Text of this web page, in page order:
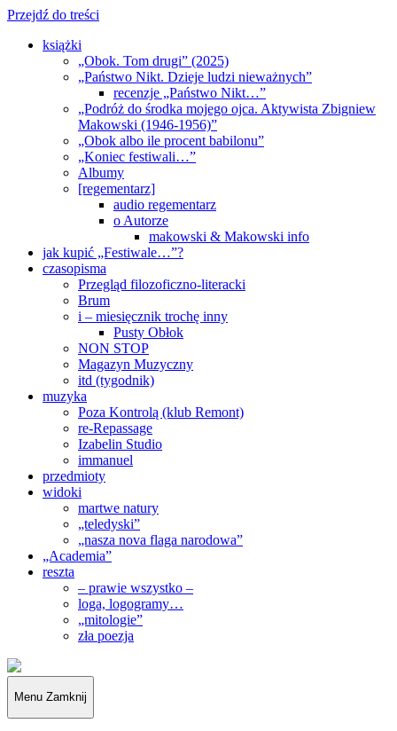
Przejdź do treści
książki
„Obok. Tom drugi” (2025)
„Państwo Nikt. Dzieje ludzi nieważnych”
recenzje „Państwo Nikt…”
„Podróż do środka mojego ojca. Aktywista Zbigniew
Makowski (1946-1956)”
„Obok albo ile procent babilonu”
„Koniec festiwali…”
Albumy
[regementarz]
audio regementarz
o Autorze
makowski & Makowski info
jak kupić „Festiwale…”?
czasopisma
Przegląd filozoficzno-literacki
Brum
i – miesięcznik trochę inny
Pusty Obłok
NON STOP
Magazyn Muzyczny
itd (tygodnik)
muzyka
Poza Kontrolą (klub Remont)
re-Repassage
Izabelin Studio
immanuel
przedmioty
widoki
martwe natury
„teledyski”
„nasza nova flaga narodowa”
„Academia”
reszta
– prawie wszystko –
loga, logogramy…
„mitologie”
zła poezja
„Obywatele…”
Menu Zamknij